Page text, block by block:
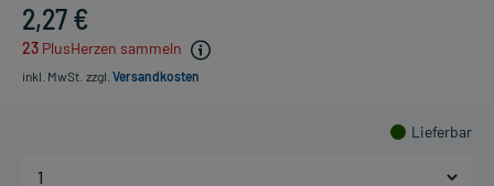
2,27 €
23 PlusHerzen sammeln
inkl. MwSt. zzgl. Versandkosten
Lieferbar